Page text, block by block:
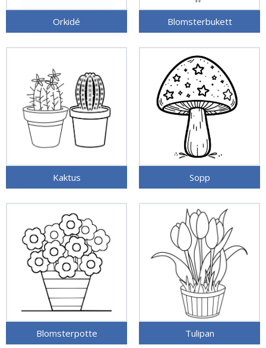
Orkidé Blomsterbukett
Kaktus Sopp
Blomsterpotte Tulipan